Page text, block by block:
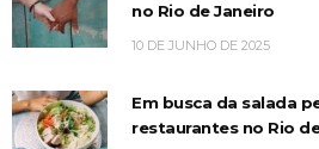
no Rio de Janeiro
10 DE JUNHO DE 2025
Em busca da salada
restaurantes no Rio